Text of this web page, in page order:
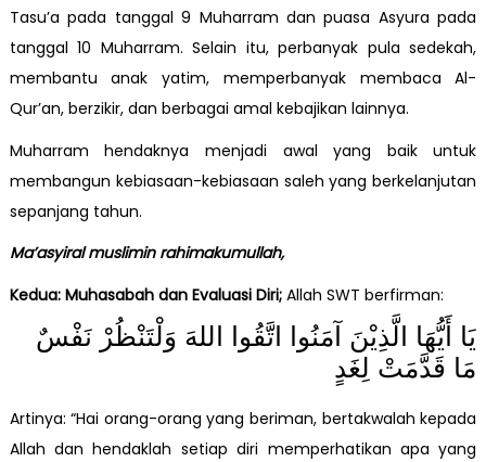
Tasu’a pada tanggal 9 Muharram dan puasa Asyura pada
tanggal 10 Muharram. Selain itu, perbanyak pula sedekah,
membantu anak yatim, memperbanyak membaca Al-
Qur’an, berzikir, dan berbagai amal kebajikan lainnya.
Muharram hendaknya menjadi awal yang baik untuk
membangun kebiasaan-kebiasaan saleh yang berkelanjutan
sepanjang tahun.
Ma’asyiral muslimin rahimakumullah,
Kedua: Muhasabah dan Evaluasi Diri;Allah SWT berfirman:
يَا أَيُّهَا الَّذِيْنَ آمَنُوا اتَّقُوا اللهَ وَلْتَنْظُرْ نَفْسٌ
مَا قَدَّمَتْ لِغَدٍ
Artinya: “Hai orang-orang yang beriman, bertakwalah kepada
Allah dan hendaklah setiap diri memperhatikan apa yang